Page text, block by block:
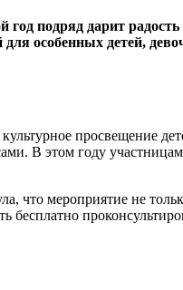
подряд дарит
особенных детей,
просвещение
В этом году
что мероприятие не